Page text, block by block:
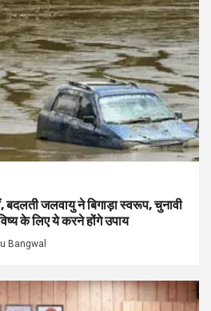
बदलती जलवायु ने बिगाड़ा स्वरूप, चुनावी
के लिए ये करने होंगे उपाय
Bangwal